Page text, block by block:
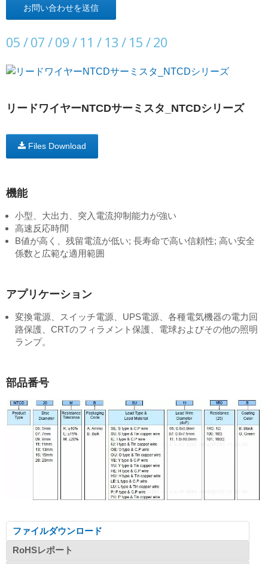
お問い合わせを送信
05 / 07 / 09 / 11 / 13 / 15 / 20
リードワイヤーNTCDサーミスタ_NTCDシリーズ
Files Download
機能
小型、大出力、突入電流抑制能力が強い
高速反応時間
B値が高く、残留電流が低い; 長寿命で高い信頼性; 高い安全
係数と広範な適用範囲
アプリケーション
変換電源、スイッチ電源、UPS電源、各種電気機器の電力回
路保護、CRTのフィラメント保護、電球およびその他の照明
ランプ。
部品番号
ファイルダウンロード
RoHSレポート